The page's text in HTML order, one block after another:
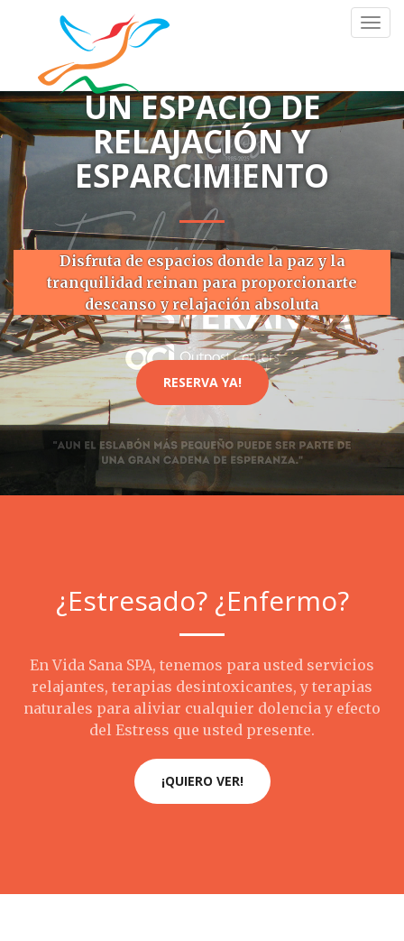
UN ESPACIO DE
RELAJACIÓN Y
ESPARCIMIENTO
Disfruta de espacios donde la paz y la
tranquilidad reinan para proporcionarte
descanso y relajación absoluta
RESERVA YA!
¿Estresado? ¿Enfermo?
En Vida Sana SPA, tenemos para usted servicios
relajantes, terapias desintoxicantes, y terapias
naturales para aliviar cualquier dolencia y efecto
del Estress que usted presente.
¡QUIERO VER!